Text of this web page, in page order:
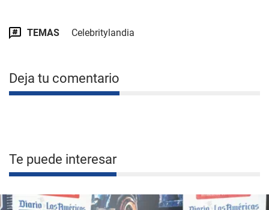
TEMAS Celebritylandia
Deja tu comentario
Te puede interesar